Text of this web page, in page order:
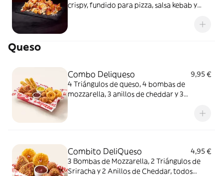
crispy, fundido para pizza, salsa kebab y
Queso
Combo Deliqueso
9,95 €
4 Triángulos de queso, 4 bombas de
mozzarella, 3 anillos de cheddar y 3
Combito DeliQueso
4,95 €
3 Bombas de Mozzarella, 2 Triángulos de
Sriracha y 2 Anillos de Cheddar, todos